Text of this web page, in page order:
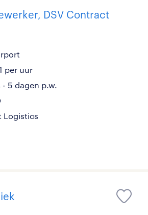
DSV Contract
per uur
5 dagen p.w.
Logistics